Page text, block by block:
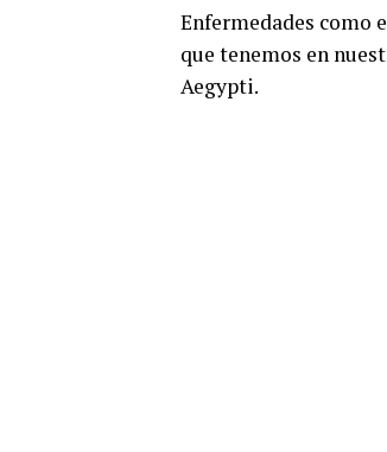
Enfermedades como
que tenemos en
Aegypti.